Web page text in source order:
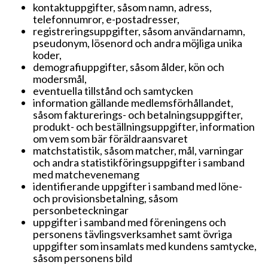
kontaktuppgifter, såsom namn, adress,
telefonnumror, e-postadresser,
registreringsuppgifter, såsom användarnamn,
pseudonym, lösenord och andra möjliga unika
koder,
demografiuppgifter, såsom ålder, kön och
modersmål,
eventuella tillstånd och samtycken
information gällande medlemsförhållandet,
såsom fakturerings- och betalningsuppgifter,
produkt- och beställningsuppgifter, information
om vem som bär föräldraansvaret
matchstatistik, såsom matcher, mål, varningar
och andra statistikföringsuppgifter i samband
med matchevenemang
identifierande uppgifter i samband med löne-
och provisionsbetalning, såsom
personbeteckningar
uppgifter i samband med föreningens och
personens tävlingsverksamhet samt övriga
uppgifter som insamlats med kundens samtycke,
såsom personens bild